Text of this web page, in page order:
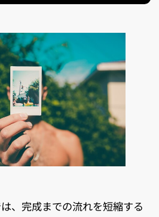
、完成までの流れを短縮する